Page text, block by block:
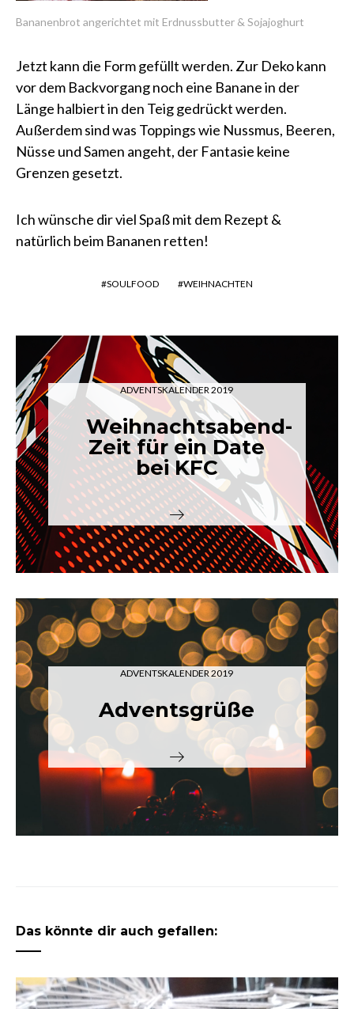
Bananenbrot angerichtet mit Erdnussbutter & Sojajoghurt
Jetzt kann die Form gefüllt werden. Zur Deko kann
vor dem Backvorgang noch eine Banane in der
Länge halbiert in den Teig gedrückt werden.
Außerdem sind was Toppings wie Nussmus, Beeren,
Nüsse und Samen angeht, der Fantasie keine
Grenzen gesetzt.
Ich wünsche dir viel Spaß mit dem Rezept &
natürlich beim Bananen retten!
SOULFOOD WEIHNACHTEN
ADVENTSKALENDER 2019
Weihnachtsabend-
Zeit für ein Date
bei KFC
ADVENTSKALENDER 2019
Adventsgrüße
Das könnte dir auch gefallen: